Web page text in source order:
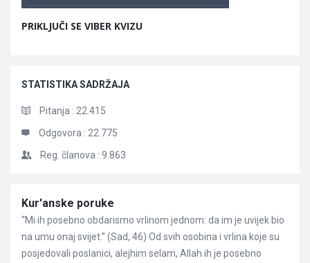
PRIKLJUČI SE VIBER KVIZU
STATISTIKA SADRŽAJA
Pitanja : 22.415
Odgovora : 22.775
Reg. članova : 9.863
Članci
Kur'anske poruke
“Mi ih posebno obdarismo vrlinom jednom: da im je uvijek bio
na umu onaj svijet.” (Sad, 46) Od svih osobina i vrlina koje su
posjedovali poslanici, alejhim selam, Allah ih je posebno